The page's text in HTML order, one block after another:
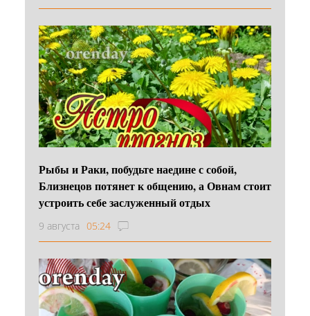
Рыбы и Раки, побудьте наедине с собой,
Близнецов потянет к общению, а Овнам стоит
устроить себе заслуженный отдых
9 августа 05:24